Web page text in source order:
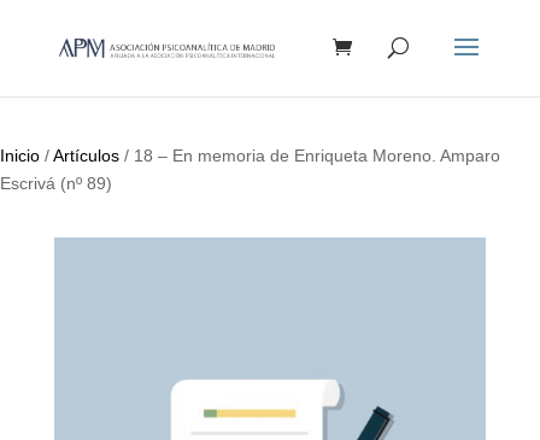
productos
Inicio /Artículos / 18 – En memoria de Enriqueta Moreno. Amparo
Escrivá (nº 89)